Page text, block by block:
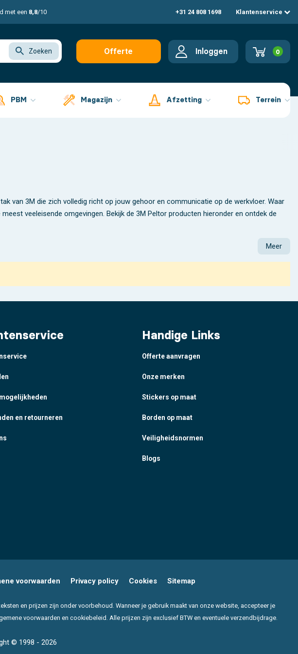
met een 8,8/10 +31 24 808 1698 Klantenservice
Zoeken
Offerte
Inloggen 0
PBM Magazijn Afzetting Terrein
van 3M die zich volledig richt op jouw gehoor en communicatie op de werkvloer. Waar
veeleisende omgevingen. Bekijk de 3M Peltor producten hieronder en ontdek de
Meer
en retourneren
Handige Links
Offerte aanvragen
Onze merken
Stickers op maat
Borden op maat
Veiligheidsnormen
Blogs
voorwaarden Privacy policy Cookies Sitemap
en prijzen zijn onder voorbehoud. Wanneer je gebruik maakt van onze website, accepteer je
voorwaarden en cookiebeleid. Alle prijzen zijn exclusief BTW en eventuele verzendbijdrage.
© 1998 - 2026